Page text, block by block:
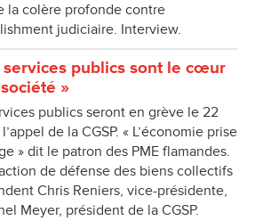
la colère profonde contre
judiciaire. Interview.
services publics sont le cœur
»
publics seront en grève le 22
de la CGSP. « L’économie prise
» dit le patron des PME flamandes.
de défense des biens collectifs
Chris Reniers, vice-présidente,
Meyer, président de la CGSP.